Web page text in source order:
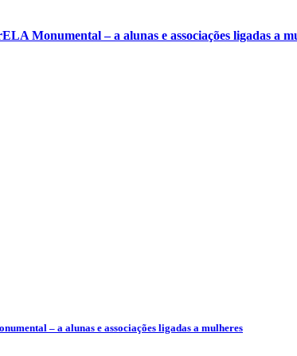
Monumental – a alunas e associações ligadas a
– a alunas e associações ligadas a mulheres